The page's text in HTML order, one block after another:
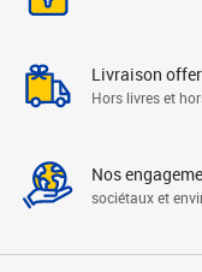
Livraison
Hors livres et
Nos
sociétaux et